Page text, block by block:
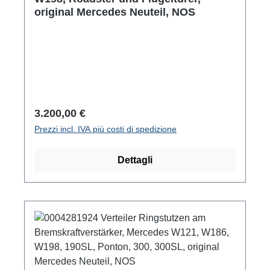
original Mercedes Neuteil, NOS
Prezzo normale:
3.200,00 €
Prezzi incl. IVA più costi di spedizione
Dettagli